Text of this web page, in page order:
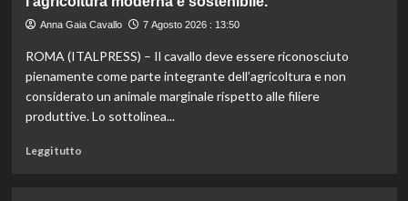
qualità
olio
vino:
l’IRVO
potenzia
per
Anna Gaia Cavallo 7 Agosto 2026 : 13:50
ROMA (ITALPRESS) – Il cavallo deve essere riconosciuto
pienamente come parte integrante dell’agricoltura e non
considerato un animale marginale rispetto alle filiere
produttive. Lo sottolinea...
Leggi tuttoLeggi